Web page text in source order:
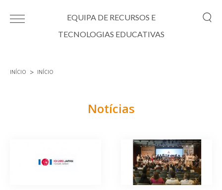
EQUIPA DE RECURSOS E
TECNOLOGIAS EDUCATIVAS
INÍCIO INÍCIO
Notícias
Páginas